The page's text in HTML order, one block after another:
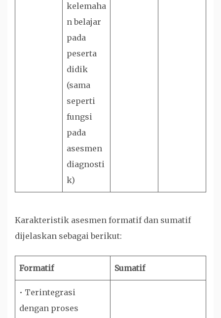
kelemaha
n belajar
pada
peserta
didik
(sama
seperti
fungsi
pada
asesmen
diagnosti
k)
Karakteristik asesmen formatif dan sumatif
dijelaskan sebagai berikut:
Formatif Sumatif
• Terintegrasi
dengan proses